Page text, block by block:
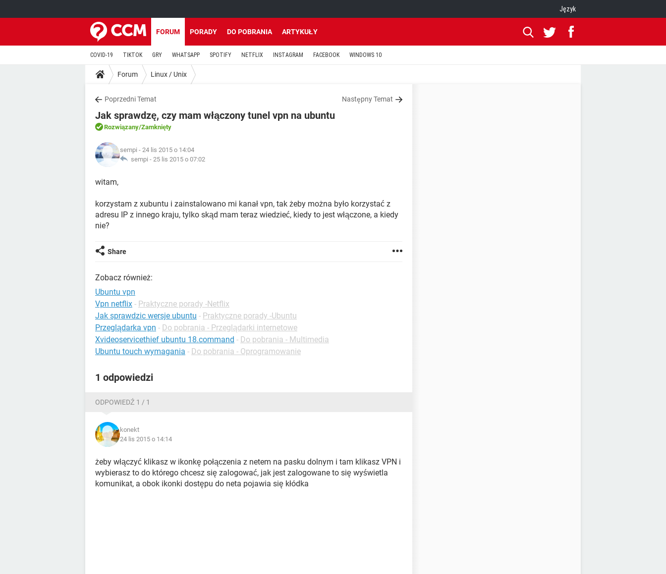
Język
FORUM PORADY DO POBRANIA ARTYKUŁY
COVID-19 TIKTOK GRY WHATSAPP SPOTIFY NETFLIX INSTAGRAM FACEBOOK WINDOWS 10
Forum Linux / Unix
Poprzedni Temat Następny Temat
Jak sprawdzę, czy mam włączony tunel vpn na ubuntu
Rozwiązany/Zamknięty
sempi - 24 lis 2015 o 14:04
sempi - 25 lis 2015 o 07:02
witam,
korzystam z xubuntu i zainstalowano mi kanał vpn, tak żeby można było korzystać z
adresu IP z innego kraju, tylko skąd mam teraz wiedzieć, kiedy to jest włączone, a kiedy
nie?
Share
Zobacz również:
Ubuntu vpn
Vpn netflix - Praktyczne porady -Netflix
Jak sprawdzic wersje ubuntu - Praktyczne porady -Ubuntu
Przeglądarka vpn - Do pobrania - Przeglądarki internetowe
Xvideoservicethief ubuntu 18.command - Do pobrania - Multimedia
Ubuntu touch wymagania - Do pobrania - Oprogramowanie
1 odpowiedzi
ODPOWIEDŹ 1 / 1
konekt
24 lis 2015 o 14:14
żeby włączyć klikasz w ikonkę połączenia z netem na pasku dolnym i tam klikasz VPN i
wybierasz to do którego chcesz się zalogować, jak jest zalogowane to się wyświetla
komunikat, a obok ikonki dostępu do neta pojawia się kłódka